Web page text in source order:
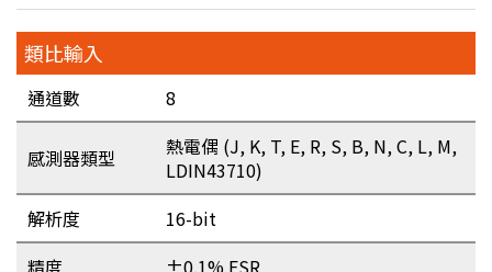
類比輸入
通道數 8
感測器類型
熱電偶 (J, K, T, E, R, S, B, N, C, L, M,
LDIN43710)
解析度
16-bit
精度
±0.1% FSR